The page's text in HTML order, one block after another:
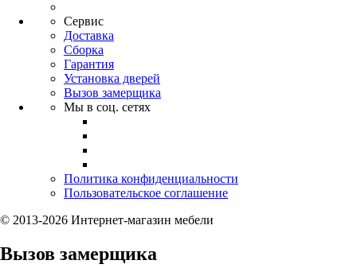
Сервис
Доставка
Сборка
Гарантия
Установка дверей
Вызов замерщика
Мы в соц. сетях
Политика конфиденциальности
Пользовательское соглашение
© 2013-2026 Интернет-магазин мебели
Вызов замерщика